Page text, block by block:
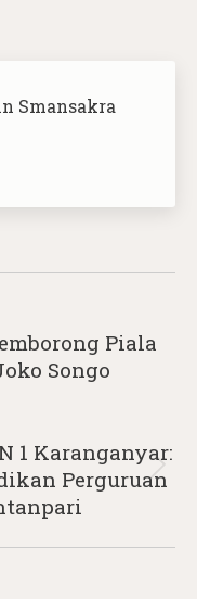
Smansakra
Piala
Songo
1 Karanganyar:
Perguruan